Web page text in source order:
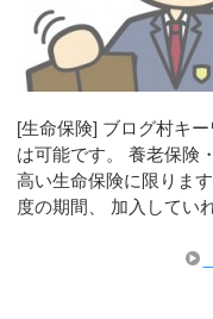
[生命保険] ブログ村キ
は可能です。 養老保険
高い生命保険に限りま
度の期間、 加入してい